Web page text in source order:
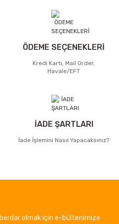
ÖDEME SEÇENEKLERİ
Kredi Kartı, Mail Order,
Havale/EFT
İADE ŞARTLARI
İade İşlemini Nasıl Yapacaksınız?
olmak için e-bültenimize